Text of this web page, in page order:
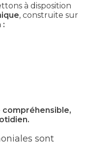
à disposition
, construite sur
:
sont